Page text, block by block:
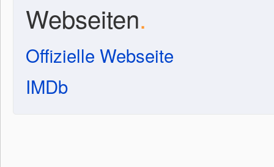
Webseiten.
Offizielle Webseite
IMDb